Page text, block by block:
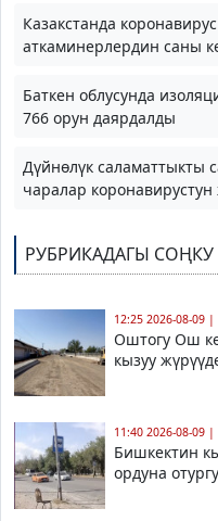
Казакстанда
аткаминерлердин саны
Баткен облусунда
766 орун даярдалды
Дүйнөлүк саламаттыкты
чаралар
РУБРИКАДАГЫ СОҢКУ
12:25 2026-08-09 |
Оштогу Ош
кызуу
11:40 2026-08-09 |
Бишкектин
ордуна